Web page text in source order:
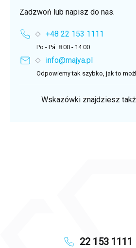
22 153 1111
Zadzwoń lub napisz do nas.
+48 22 153 1111
Po - Pá: 8:00 - 14:00
info@majya.pl
Odpowiemy tak szybko, jak to
Wskazówki znajdziesz